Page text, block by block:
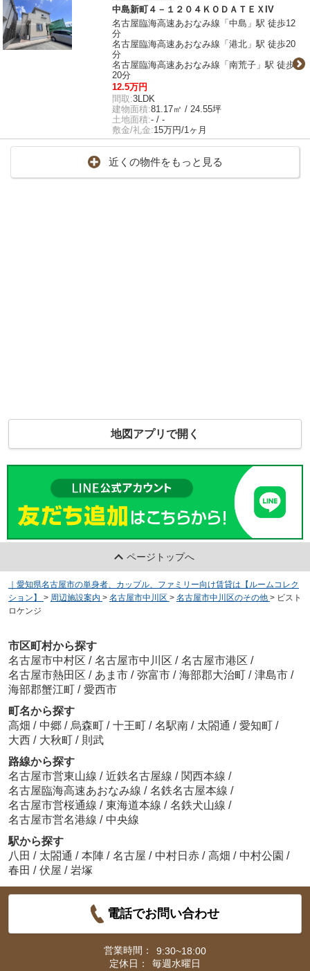
中島新町４－１２０４ＫＯＤＡＴＥＸIV
名古屋臨海高速あおなみ線「中島」駅 徒歩12
分
名古屋臨海高速あおなみ線「港北」駅 徒歩20
分
名古屋臨海高速あおなみ線「南荒子」駅 徒歩
20分
12.5万円
間取:3LDK
建物面積:81.17㎡ / 24.55坪
土地面積:- / -
敷金/礼金:15万円/1ヶ月
近くの物件をもっと見る
地図アプリで開く
ページトップへ
｜愛知県名古屋市の単身者、カップル、ファミリー向け賃貸は【ルームコレク
ション】
> 周辺施設案内 > 名古屋市中川区 > 名古屋市中川区のその他 > ビスト
ロケンジ
市区町村から探す
名古屋市中村区 / 名古屋市中川区 / 名古屋市港区 /
名古屋市熱田区 / あま市 / 弥富市 / 海部郡大治町 / 津島市 /
海部郡蟹江町 / 愛西市
町名から探す
高畑 / 中郷 / 烏森町 / 十王町 / 名駅南 / 太閤通 / 愛知町 /
大西 / 大秋町 / 則武
路線から探す
名古屋市営東山線 / 近鉄名古屋線 / 関西本線 /
名古屋臨海高速あおなみ線 / 名鉄名古屋本線 /
名古屋市営桜通線 / 東海道本線 / 名鉄犬山線 /
名古屋市営名港線 / 中央線
駅から探す
八田 / 太閤通 / 本陣 / 名古屋 / 中村日赤 / 高畑 / 中村公園 /
春田 / 伏屋 / 岩塚
電話でお問い合わせ
営業時間：
9:30~18:00
定休日：
毎週水曜日